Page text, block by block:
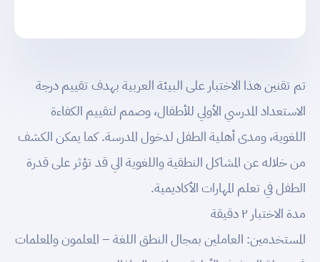
تم تقنين هذا الاختبار على البيئة العربية بهدف تقييم درجة
الاستعداد المدرسي الأولي للأطفال، وصمم لتقييم الكفاءة
اللغوية، ومدى أهلية الطفل لدخول المدرسة. كما يمكن الكشف
من خلاله عن المشاكل النطقية واللغوية الي قد تؤثر على قدرة
الطفل في تعلم المهارات الأكاديمية.
مدة الاختبار ٢ دقيقة
المستخدمين: العاملين بمجال النطق اللغة – المعلمون والمعلمات